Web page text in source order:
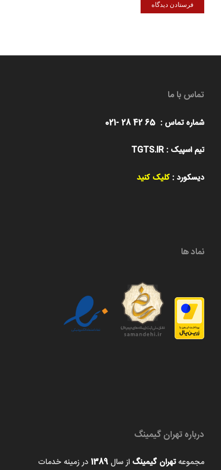
تماس با ما
شماره تماس : 65 42 28 -021
تیم اسپیک : TGTS.IR
دیسکورد :کلیک کنید
نماد ها
درباره تهران گیمینگ
مجموعهتهران گیمینگ از سال 1389در زمینه خدمات